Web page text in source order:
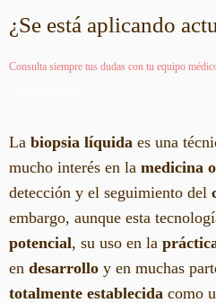
¿Se está aplicando
Consulta siempre tus dudas con tu equipo
La biopsia líquida es una
mucho interés en la medicina
detección y el seguimiento del
embargo, aunque esta
potencial, su uso en la
en desarrollo y en muchas
totalmente establecida como